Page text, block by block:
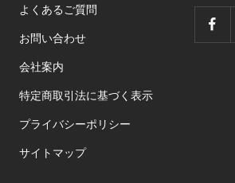
よくあるご質問
お問い合わせ
会社案内
特定商取引法に基づく表示
プライバシーポリシー
サイトマップ